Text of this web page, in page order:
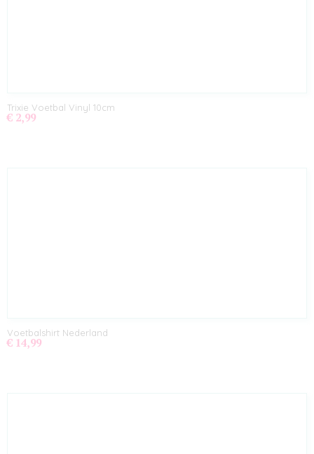
Trixie Voetbal Vinyl 10cm
€ 2,99
Voetbalshirt Nederland
€ 14,99